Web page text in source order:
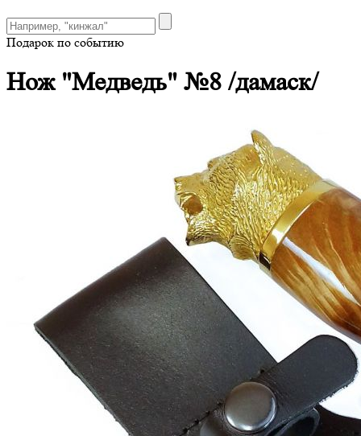
Подарок по событию
Нож "Медведь" №8 /дамаск/